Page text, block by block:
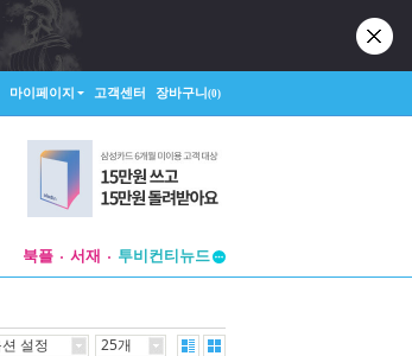
마이페이지 고객센터 장바구니(0)
북플 서재
투비컨티뉴드
설정 25개